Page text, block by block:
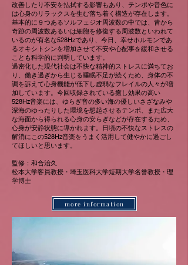
改善したり不安を払拭する影響もあり、テンポや音色に
は心身のリラックスを生む落ち着く構造が存在します。
基本的に９つあるソルフェジオ周波数の中では、昔から
奇跡の周波数あるいは細胞を修復する周波数といわれて
いるのが有名な528Hzであり、今日、幸せホルモンであ
るオキシトシンを増加させて不安や心配事を緩和させる
ことも科学的に判明しています。
過密化した現代社会は不快な精神的ストレスに満ちてお
り、働き過ぎから生じる睡眠不足が続くため、身体の不
調を訴えて心身機能が低下し虚弱なフレイルの人々が増
加しています。今回収録されている癒し効果の高い
528Hz音楽には、ゆらぎ音の多い海の優しいさざなみや
深海のゆったりした環境を想起させるテンポ、また広大
な海面から得られる心身の安らぎなどが存在するため、
心身が安静状態に導かれます。日頃の不快なストレスの
解消にこの528Hz音楽をうまく活用して健やかに過ごし
てほしいと思います。
監修：和合治久
松本大学客員教授・埼玉医科大学短期大学名誉教授・理
学博士
more information